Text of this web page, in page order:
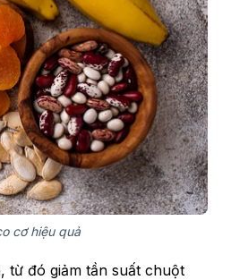
cơ hiệu quả
từ đó giảm tần suất chuột